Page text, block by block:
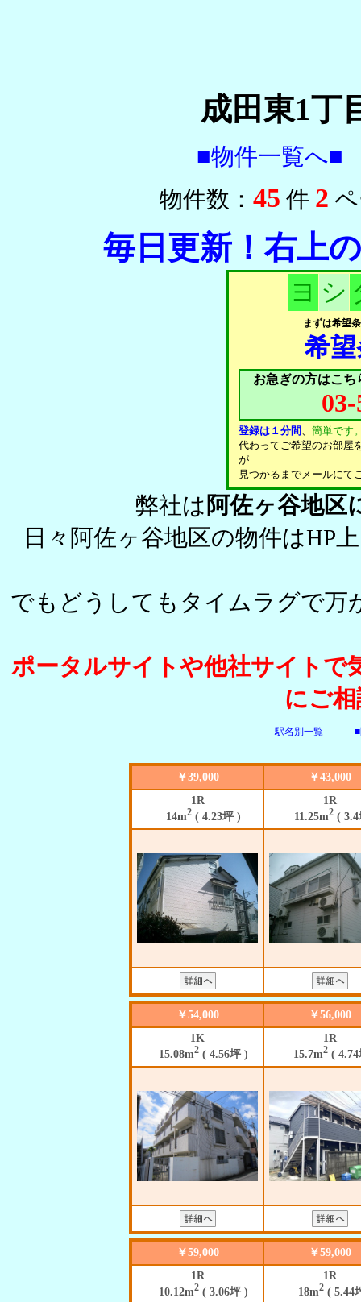
成田東1丁
■物件一覧へ■
物件数： 45 件 2
毎日更新！右上の
ヨ シ
まずは希望
希
お急ぎの方はこ
登録は１分間 、 簡単です
代わってご希望のお部屋
が
見つかるまでメールにて
弊社は 阿佐ヶ谷地区
日々阿佐ヶ谷地区の物件はHP
でもどうしてもタイムラグで万
ポータルサイトや他社サイトで
にご
駅名別一覧
￥39,000
￥43,000
1R
14m2( 4.23坪 )
1R
11.25m2( 3.4
￥54,000
￥56,000
1K
15.08m2( 4.56坪 )
1R
15.7m2 (
￥59,000
￥59,000
1R
10.12m2( 3.06坪 )
1R
18m2( 5.44